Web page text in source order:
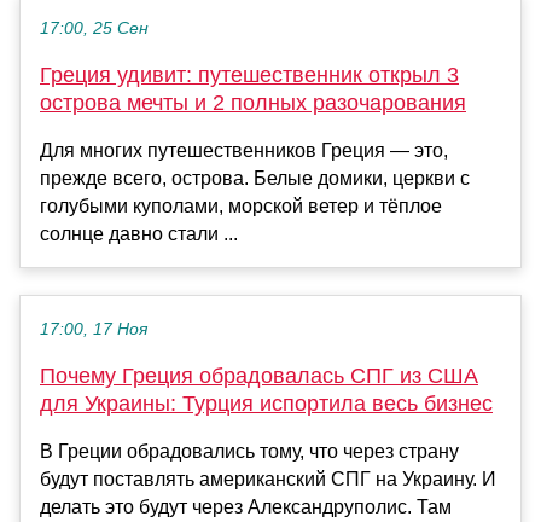
17:00, 25 Сен
Греция удивит: путешественник открыл 3
острова мечты и 2 полных разочарования
Для многих путешественников Греция — это,
прежде всего, острова. Белые домики, церкви с
голубыми куполами, морской ветер и тёплое
солнце давно стали ...
17:00, 17 Ноя
Почему Греция обрадовалась СПГ из США
для Украины: Турция испортила весь бизнес
В Греции обрадовались тому, что через страну
будут поставлять американский СПГ на Украину. И
делать это будут через Александруполис. Там